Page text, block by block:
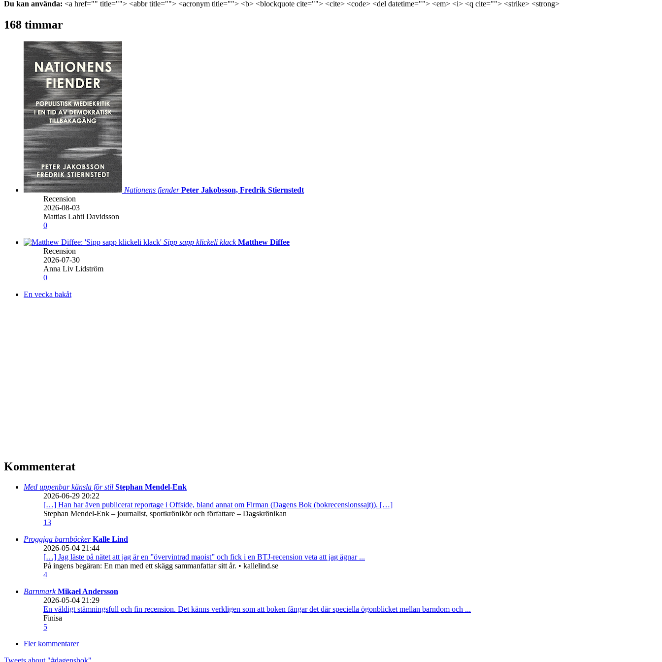
Du kan använda: <a href="" title=""> <abbr title=""> <acronym title=""> <b> <blockquote cite=""> <cite> <code> <del datetime=""> <em> <i> <q cite=""> <strike> <strong>
168 timmar
Nationens fiender Peter Jakobsson, Fredrik Stiernstedt
Recension
2026-08-03
Mattias Lahti Davidsson
0
Sipp sapp klickeli klack Matthew Diffee
Recension
2026-07-30
Anna Liv Lidström
0
En vecka bakåt
Kommenterat
Med uppenbar känsla för stil Stephan Mendel-Enk
2026-06-29 20:22
[…] Han har även publicerat reportage i Offside, bland annat om Firman (Dagens Bok (bokrecensionssajt)). […]
Stephan Mendel-Enk – journalist, sportkrönikör och författare – Dagskrönikan
13
Proggiga barnböckerKalle Lind
2026-05-04 21:44
[…] Jag läste på nätet att jag är en ”övervintrad maoist” och fick i en BTJ-recension veta att jag ägnar ...
På ingens begäran: En man med ett skägg sammanfattar sitt år. • kallelind.se
4
BarnmarkMikael Andersson
2026-05-04 21:29
En väldigt stämningsfull och fin recension. Det känns verkligen som att boken fångar det där speciella ögonblicket mellan barndom och ...
Finisa
5
Fler kommentarer